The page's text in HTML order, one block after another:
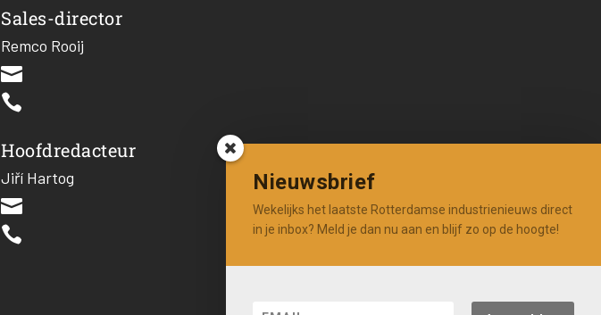
Sales-director
Remco Rooij


Hoofdredacteur
Jiří Hartog


Nieuwsbrief
Wekelijks het laatste Rotterdamse industrienieuws direct
in je inbox? Meld je dan nu aan en blijf zo op de hoogte!